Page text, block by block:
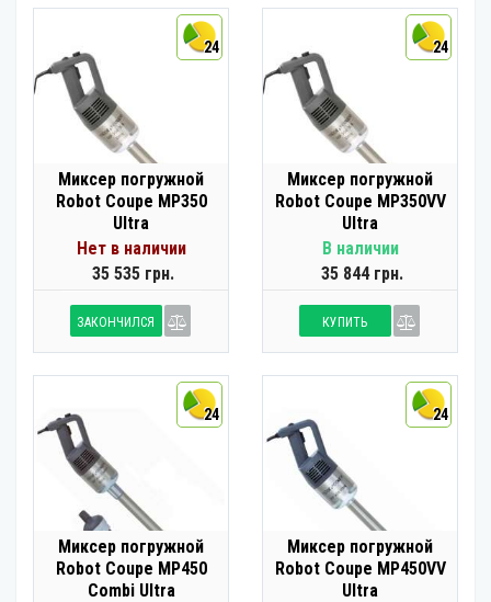
24
Миксер погружной
Robot Coupe MP350
Ultra
Нет в наличии
35 535 грн.
ЗАКОНЧИЛСЯ
24
Миксер погружной
Robot Coupe MP350VV
Ultra
В наличии
35 844 грн.
КУПИТЬ
24
Миксер погружной
Robot Coupe MP450
Combi Ultra
24
Миксер погружной
Robot Coupe MP450VV
Ultra